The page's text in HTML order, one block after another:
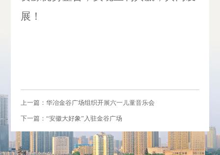
展！
上一篇：华冶金谷广场组织开展六一儿童音乐会
下一篇：“安徽大好象”入驻金谷广场